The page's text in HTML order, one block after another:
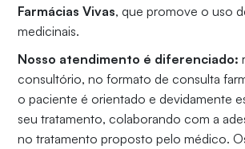
Farmácias Vivas, que promove o uso
medicinais.
Nosso atendimento é diferenciado:
consultório, no formato de consulta
o paciente é orientado e devidamente
seu tratamento, colaborando com a
no tratamento proposto pelo médico.